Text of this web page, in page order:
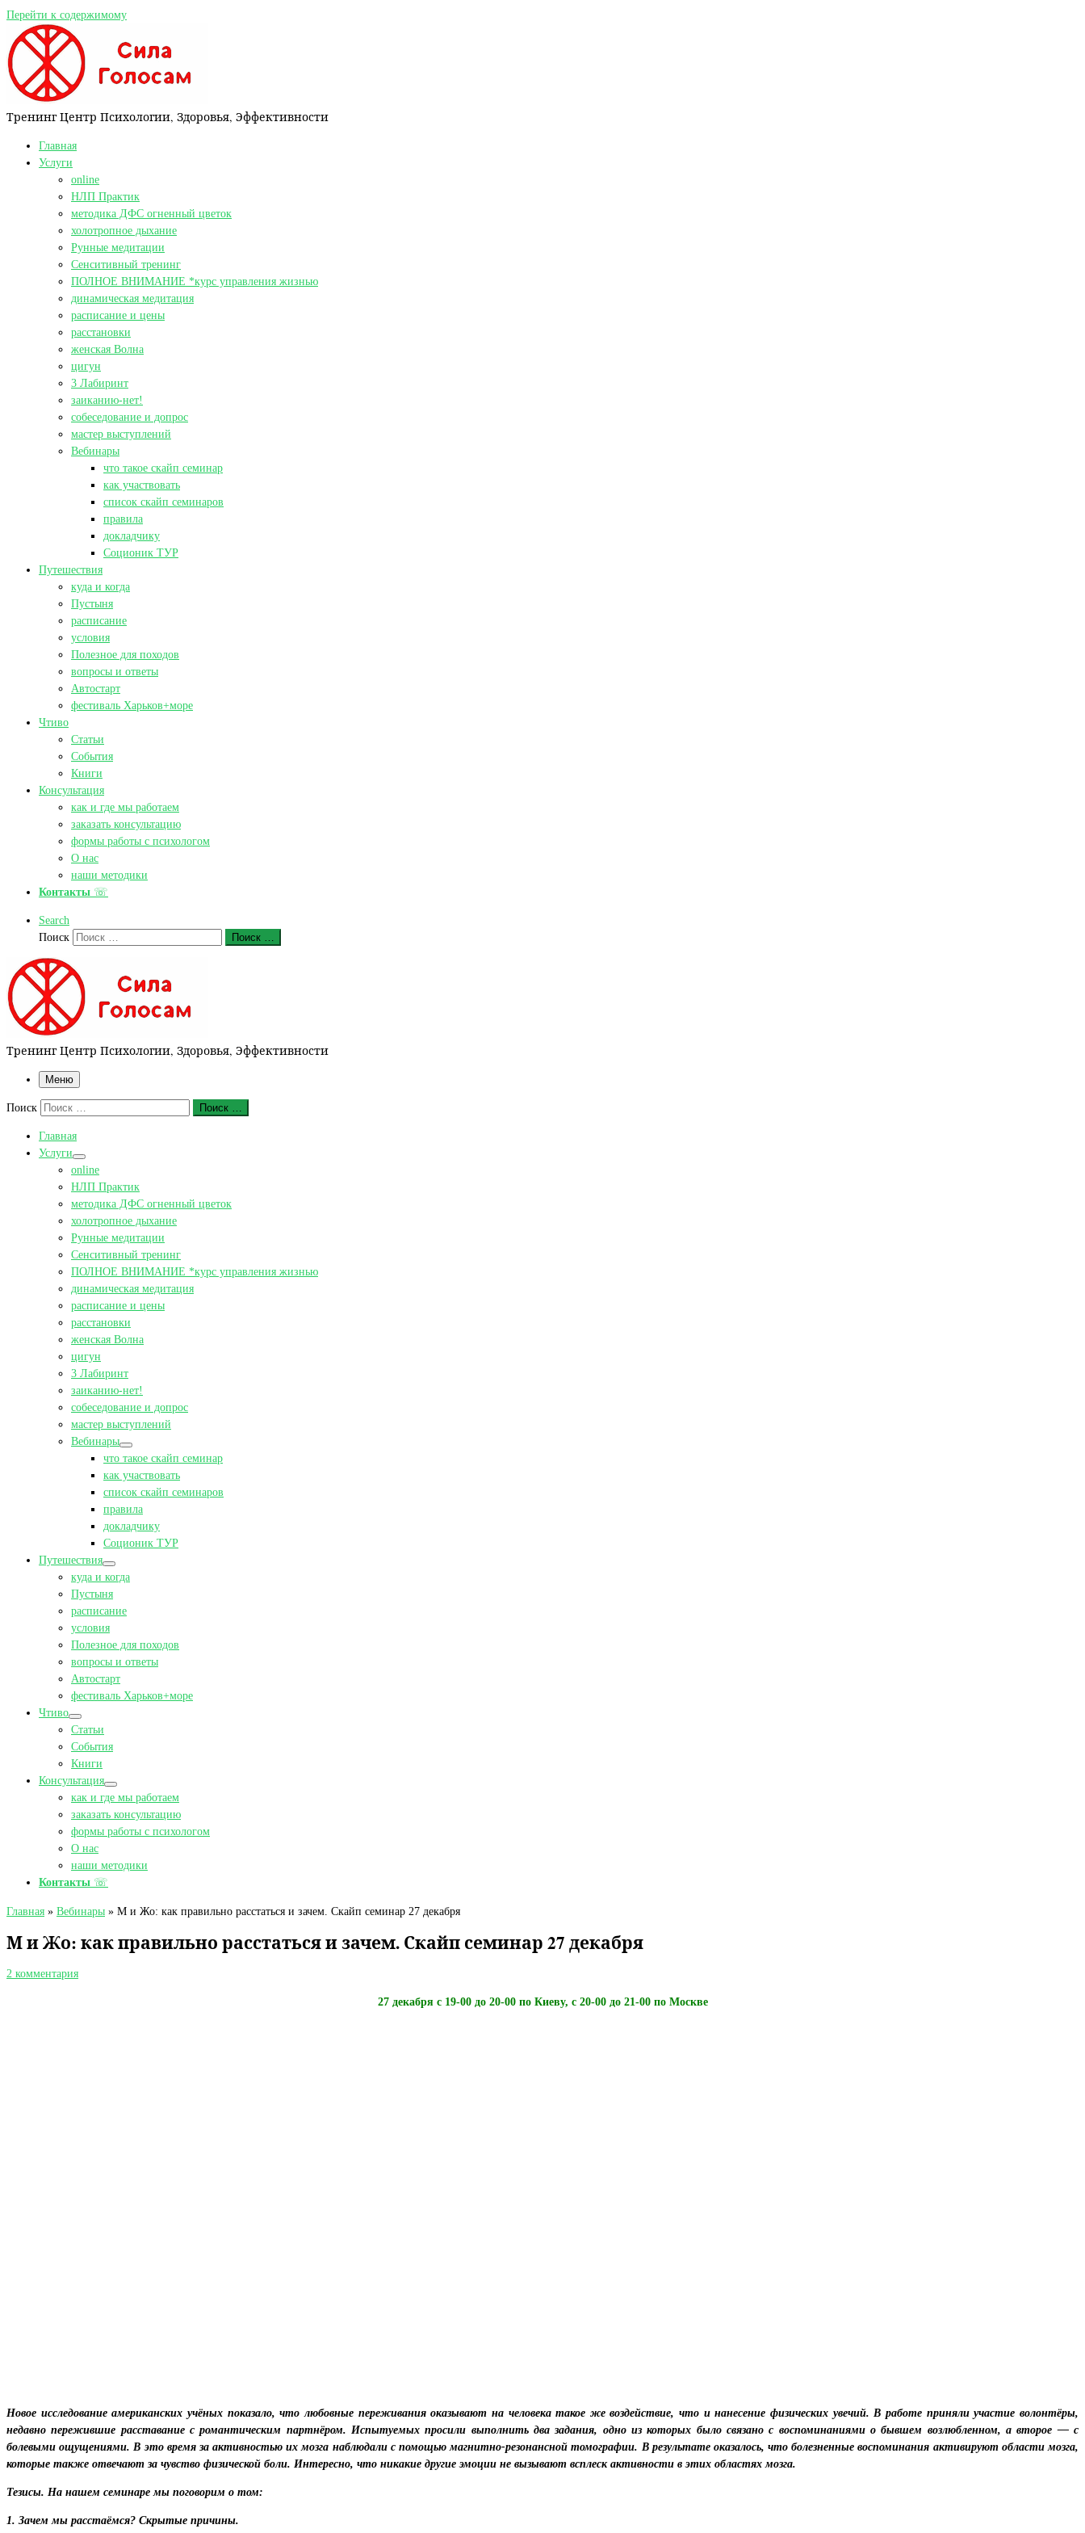
Перейти к содержимому
Тренинг Центр Психологии, Здоровья, Эффективности
Главная
Услуги
online
НЛП Практик
методика ДФС огненный цветок
холотропное дыхание
Рунные медитации
Сенситивный тренинг
ПОЛНОЕ ВНИМАНИЕ *курс управления жизнью
динамическая медитация
расписание и цены
расстановки
женская Волна
цигун
3 Лабиринт
заиканию-нет!
собеседование и допрос
мастер выступлений
Вебинары
что такое скайп семинар
как участвовать
список скайп семинаров
правила
докладчику
Соционик ТУР
Путешествия
куда и когда
Пустыня
расписание
условия
Полезное для походов
вопросы и ответы
Автостарт
фестиваль Харьков+море
Чтиво
Статьи
События
Книги
Консультация
как и где мы работаем
заказать консультацию
формы работы с психологом
О нас
наши методики
Контакты ☏
Search
Поиск
Поиск …
Тренинг Центр Психологии, Здоровья, Эффективности
Меню
Поиск Поиск …
Главная
Услуги
online
НЛП Практик
методика ДФС огненный цветок
холотропное дыхание
Рунные медитации
Сенситивный тренинг
ПОЛНОЕ ВНИМАНИЕ *курс управления жизнью
динамическая медитация
расписание и цены
расстановки
женская Волна
цигун
3 Лабиринт
заиканию-нет!
собеседование и допрос
мастер выступлений
Вебинары
что такое скайп семинар
как участвовать
список скайп семинаров
правила
докладчику
Соционик ТУР
Путешествия
куда и когда
Пустыня
расписание
условия
Полезное для походов
вопросы и ответы
Автостарт
фестиваль Харьков+море
Чтиво
Статьи
События
Книги
Консультация
как и где мы работаем
заказать консультацию
формы работы с психологом
О нас
наши методики
Контакты ☏
Главная » Вебинары » М и Жо: как правильно расстаться и зачем. Скайп семинар 27 декабря
М и Жо: как правильно расстаться и зачем. Скайп семинар 27 декабря
2 комментария
27 декабря с 19-00 до 20-00 по Киеву, с 20-00 до 21-00 по Москве
Новое исследование американских учёных показало, что любовные переживания оказывают на человека такое же воздействие, что и нанесение физических увечий. В работе приняли участие волонтёры,
недавно пережившие расставание с романтическим партнёром. Испытуемых просили выполнить два задания, одно из которых было связано с воспоминаниями о бывшем возлюбленном, а второе — с
болевыми ощущениями. В это время за активностью их мозга наблюдали с помощью магнитно-резонансной томографии. В результате оказалось, что болезненные воспоминания активируют области мозга,
которые также отвечают за чувство физической боли. Интересно, что никакие другие эмоции не вызывают всплеск активности в этих областях мозга.
Тезисы. На нашем семинаре мы поговорим о том:
1. Зачем мы расстаёмся? Скрытые причины.